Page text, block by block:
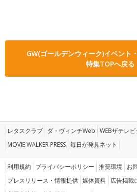
GW(ゴールデンウィーク)イベント
特集TOPへ戻る
レタスクラブ ダ・ヴィンチWeb WEBザテレ
MOVIE WALKER PRESS 毎日が発見ネット
利用規約 プライバシーポリシー 推奨環境 お
プレスリリース・情報提供 媒体資料 広告掲載